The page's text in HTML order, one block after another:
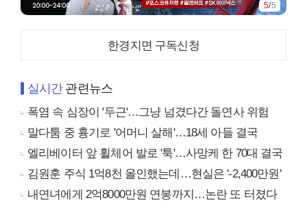
5/5
한경지면 구독신청
실시간관련뉴스
폭염 속 심장이 '두근'…그냥 넘겼다간 돌연사 위험
말다툼 중 흉기로 '어머니 살해'…18세 아들 결국
엘리베이터 앞 휠체어 발로 '툭'…사망케 한 70대 결국
김원훈 주식 1억8천 올인했는데…현실은 '-2,400만원'
내연녀에게 2억8000만원 연봉까지…논란 또 터졌다